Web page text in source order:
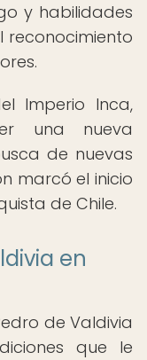
y habilidades
reconocimiento
Imperio Inca,
una nueva
de nuevas
marcó el inicio
de Chile.
en
de Valdivia
que le